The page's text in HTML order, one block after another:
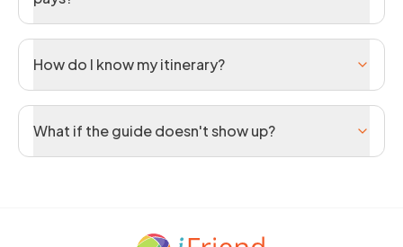
How do I know my itinerary?
What if the guide doesn't show up?